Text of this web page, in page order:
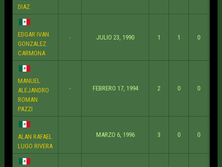
DIAZ
EDGAR IVAN
GONZALEZ
CARMONA
- JULIO 23, 1990 1 1 0
MANUEL
ALEJANDRO
ROMAN
PAZZI
- FEBRERO 17, 1994 2 0 0
ALAN RAFAEL
LUGO RIVERA
MARZO 6, 1996 3 0 0